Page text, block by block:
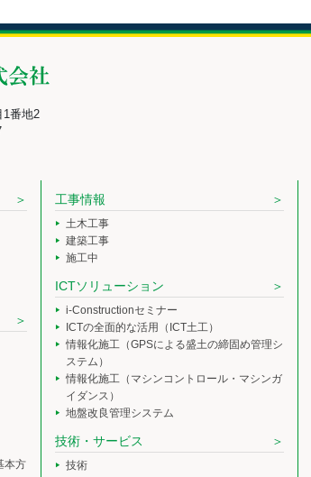
1番地2
本方
工事情報
土木工事
建築工事
施工中
ICTソリューション
i-Constructionセミナー
ICTの全面的な活用（ICT土工）
情報化施工（GPSによる盛土の締固め管理シ
ステム）
情報化施工（マシンコントロール・マシンガ
イダンス）
地盤改良管理システム
技術・サービス
技術